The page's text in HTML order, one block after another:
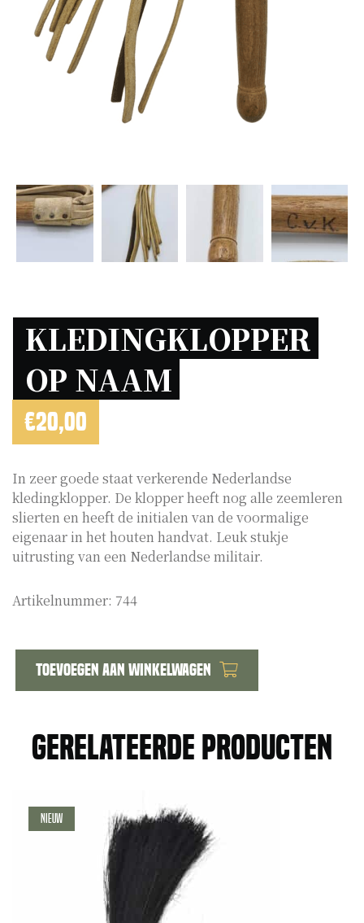
KLEDINGKLOPPER
OP NAAM
€20,00
In zeer goede staat verkerende Nederlandse
kledingklopper. De klopper heeft nog alle zeemleren
slierten en heeft de initialen van de voormalige
eigenaar in het houten handvat. Leuk stukje
uitrusting van een Nederlandse militair.
Artikelnummer: 744
aantal
Toevoegen aan winkelwagen
Gerelateerde producten
Nieuw